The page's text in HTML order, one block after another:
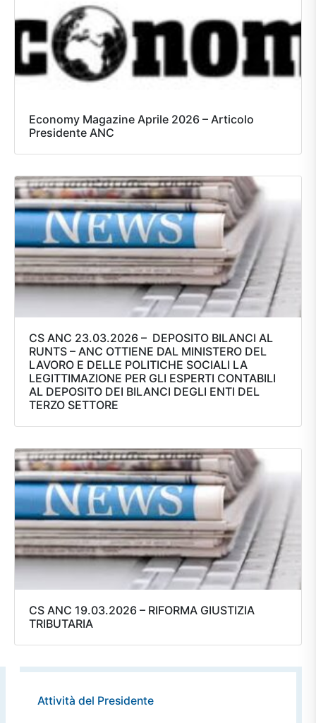
Economy Magazine Aprile 2026 – Articolo
Presidente ANC
CS ANC 23.03.2026 – DEPOSITO BILANCI AL
RUNTS – ANC OTTIENE DAL MINISTERO DEL
LAVORO E DELLE POLITICHE SOCIALI LA
LEGITTIMAZIONE PER GLI ESPERTI CONTABILI
AL DEPOSITO DEI BILANCI DEGLI ENTI DEL
TERZO SETTORE
CS ANC 19.03.2026 – RIFORMA GIUSTIZIA
TRIBUTARIA
Attività del Presidente